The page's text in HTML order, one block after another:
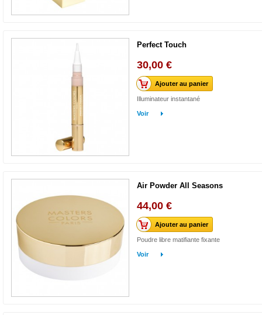
Perfect Touch
30,00 €
Ajouter au panier
Illuminateur instantané
Voir
Air Powder All Seasons
44,00 €
Ajouter au panier
Poudre libre matifiante fixante
Voir